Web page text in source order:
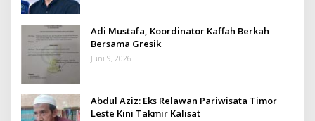
Adi Mustafa, Koordinator Kaffah Berkah
Bersama Gresik
Juni 9, 2026
Abdul Aziz: Eks Relawan Pariwisata Timor
Leste Kini Takmir Kalisat